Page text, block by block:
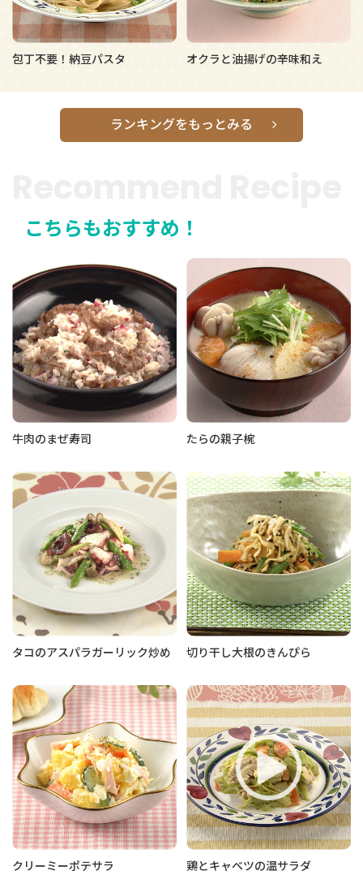
包丁不要！納豆パスタ オクラと油揚げの辛味和え
ランキングをもっとみる
こちらもおすすめ！
牛肉のまぜ寿司 たらの親子椀
タコのアスパラガーリック炒め 切り干し大根のきんぴら
クリーミーポテサラ 鶏とキャベツの温サラダ